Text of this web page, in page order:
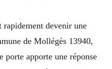
rapidement devenir une
de Mollégès 13940,
porte apporte une réponse